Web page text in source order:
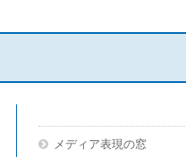
メディア表現の窓